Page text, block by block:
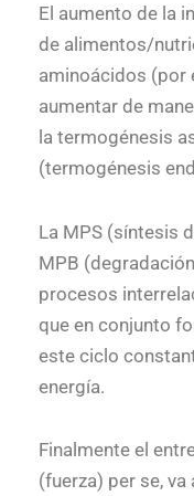
El aumento de la
de alimentos/
aminoácidos (por
aumentar de
la termogénesis
(termogénesis
La MPS (síntesis
MPB
procesos
que en conjunto
este ciclo
energía.
Finalmente el
(fuerza) per se,